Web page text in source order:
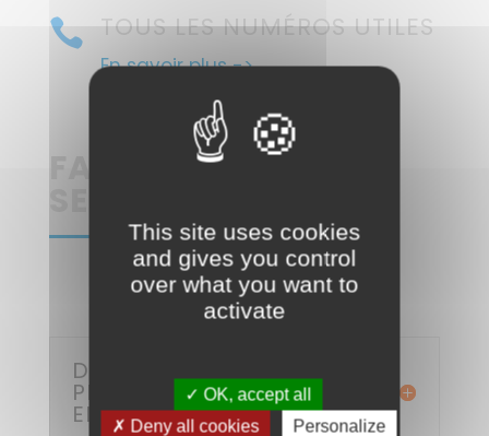
 TOUS LES NUMÉROS UTILES
En savoir plus ->
FAQ - CANCER DU
DANS QUELS CAS
PRENDRE RENDEZ‑VOUS
EN SÉNOLOGIE ?
This site uses cookies
and gives you control
over what you want to
activate
✓ OK, accept all
✗ Deny all cookies
Personalize